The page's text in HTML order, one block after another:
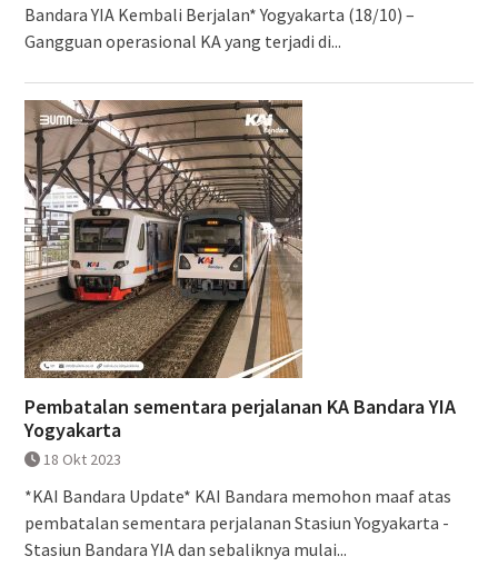
Bandara YIA Kembali Berjalan* Yogyakarta (18/10) –
Gangguan operasional KA yang terjadi di...
Pembatalan sementara perjalanan KA Bandara YIA
Yogyakarta
18 Okt 2023
*KAI Bandara Update* KAI Bandara memohon maaf atas
pembatalan sementara perjalanan Stasiun Yogyakarta -
Stasiun Bandara YIA dan sebaliknya mulai...